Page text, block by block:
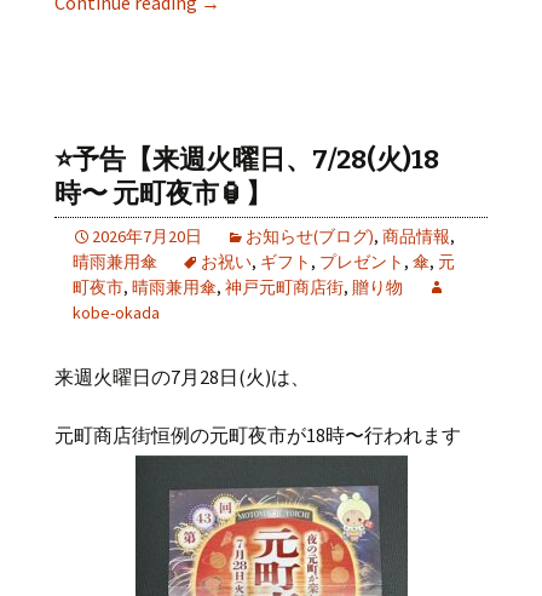
⭐️予告【来週火曜日、7/28(火)18
時〜 元町夜市🏮】
2026年7月20日 お知らせ(ブログ), 商品情報,
晴雨兼用傘
お祝い, ギフト , プレゼント , 傘, 元
町夜市, 晴雨兼用傘, 神戸元町商店街, 贈り物
kobe-okada
来週火曜日の7月 28日(火)は、
元町商店街恒例の元町夜市が18時〜行われます